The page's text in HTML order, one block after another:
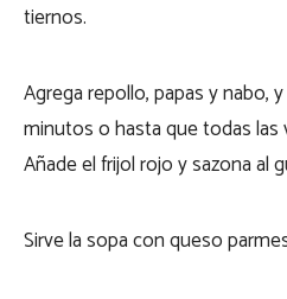
tiernos.
Agrega repollo, papas y nabo,
minutos o hasta que todas las
Añade el frijol rojo y sazona al
Sirve la sopa con queso